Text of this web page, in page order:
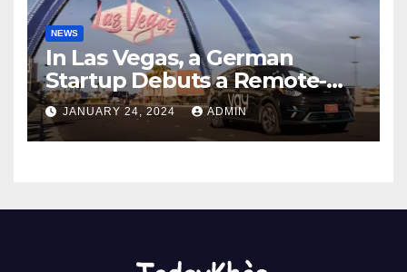
NEWS
In Las Vegas, a German
Startup Debuts a Remote-
Controlled Car Rental Service
JANUARY 24, 2024 ADMIN